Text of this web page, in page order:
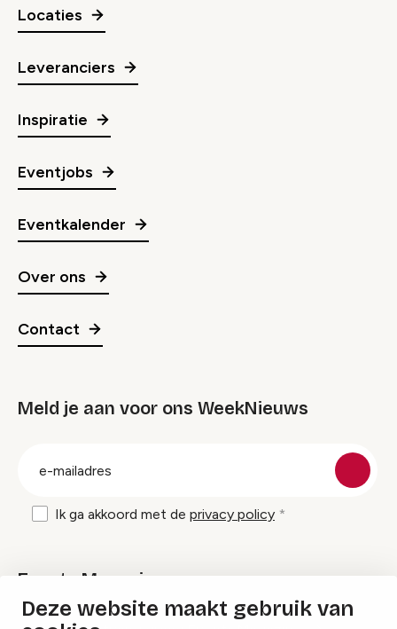
Deze website maakt gebruik van
Locaties
Leveranciers
Inspiratie
Eventjobs
Eventkalender
Over ons
Contact
Meld je aan voor ons WeekNieuws
Ik ga akkoord met de privacy policy
Events Magazine